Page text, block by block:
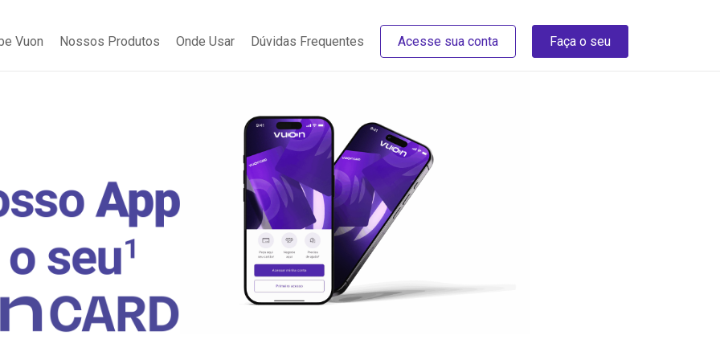
Vuon Nossos Produtos Onde Usar Dúvidas Frequentes Acesse sua conta Faça o seu